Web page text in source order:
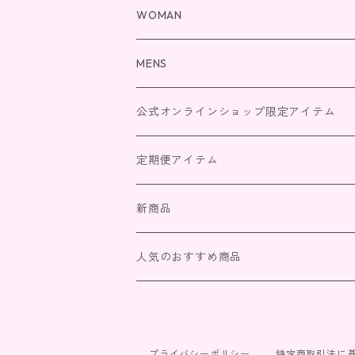
WOMAN
ボディクリーム
シャンプー＆トリートメント
クレイクリームシャンプー
ボディーソープ
ユニセックスボディソープ
基礎化粧品【スキンケア】
MENS
ボディクリーム
シャンプー＆トリートメント
ボディソープ
公式オンラインショップ限定アイテム
2026福袋
定期便アイテム
WOMAN
ボディクリーム
MENS
新商品
人気のおすすめ商品